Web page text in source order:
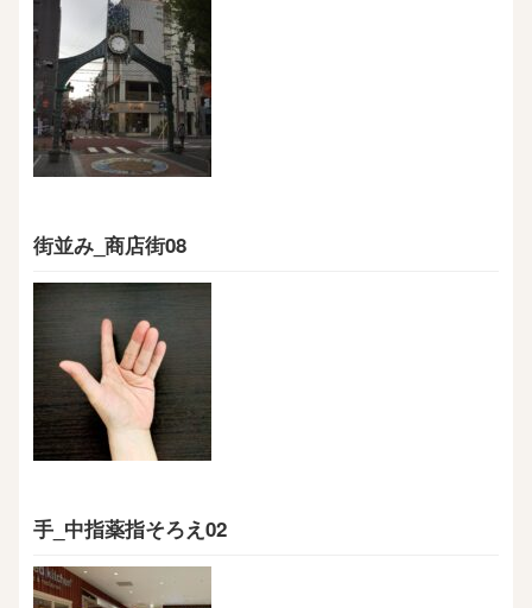
街並み_商店街08
手_中指薬指そろえ02